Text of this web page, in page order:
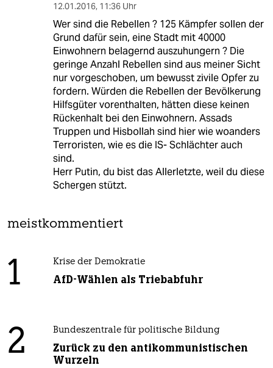
12.01.2016, 11:36 Uhr
Wer sind die Rebellen ? 125 Kämpfer sollen der
Grund dafür sein, eine Stadt mit 40000
Einwohnern belagernd auszuhungern ? Die
geringe Anzahl Rebellen sind aus meiner Sicht
nur vorgeschoben, um bewusst zivile Opfer zu
fordern. Würden die Rebellen der Bevölkerung
Hilfsgüter vorenthalten, hätten diese keinen
Rückenhalt bei den Einwohnern. Assads
Truppen und Hisbollah sind hier wie woanders
Terroristen, wie es die IS- Schlächter auch
sind.
Herr Putin, du bist das Allerletzte, weil du diese
Schergen stützt.
meistkommentiert
1 Krise der Demokratie
AfD-Wählen als Triebabfuhr
2 Bundeszentrale für politische Bildung
Zurück zu den antikommunistischen
Wurzeln